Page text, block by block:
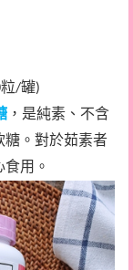
粒/罐)
，是純素、不含
糖。對於茹素者
用。